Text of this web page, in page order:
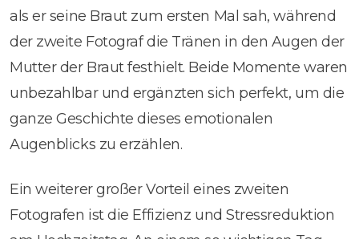
als er seine Braut zum ersten Mal sah, während
der zweite Fotograf die Tränen in den Augen der
Mutter der Braut festhielt. Beide Momente waren
unbezahlbar und ergänzten sich perfekt, um die
ganze Geschichte dieses emotionalen
Augenblicks zu erzählen.
Ein weiterer großer Vorteil eines zweiten
Fotografen ist die Effizienz und Stressreduktion